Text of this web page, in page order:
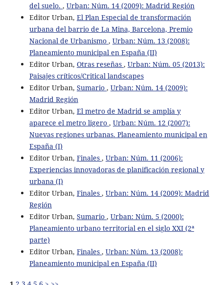
del suelo. , Urban: Núm. 14 (2009): Madrid Región
Editor Urban, El Plan Especial de transformación
urbana del barrio de La Mina, Barcelona, Premio
Nacional de Urbanismo , Urban: Núm. 13 (2008):
Planeamiento municipal en España (II)
Editor Urban, Otras reseñas , Urban: Núm. 05 (2013):
Paisajes críticos/Critical landscapes
Editor Urban, Sumario , Urban: Núm. 14 (2009):
Madrid Región
Editor Urban, El metro de Madrid se amplía y
aparece el metro ligero , Urban: Núm. 12 (2007):
Nuevas regiones urbanas. Planeamiento municipal en
España (I)
Editor Urban, Finales , Urban: Núm. 11 (2006):
Experiencias innovadoras de planificación regional y
urbana (I)
Editor Urban, Finales , Urban: Núm. 14 (2009): Madrid
Región
Editor Urban, Sumario , Urban: Núm. 5 (2000):
Planeamiento urbano territorial en el siglo XXI (2ª
parte)
Editor Urban, Finales , Urban: Núm. 13 (2008):
Planeamiento municipal en España (II)